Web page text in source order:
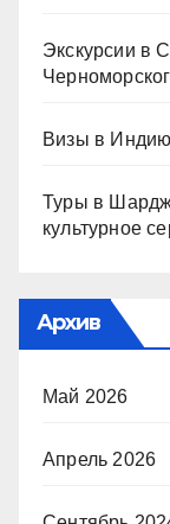
Экскурсии в
Визы в
Туры в
культурное
Архив
Май 2026
Апрель 2026